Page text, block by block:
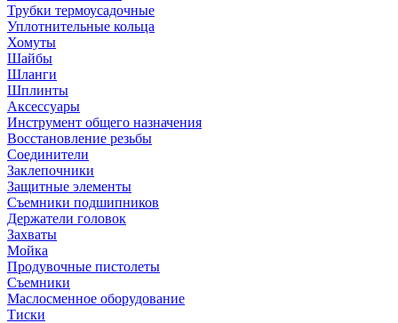
Трубки термоусадочные
Уплотнительные кольца
Хомуты
Шайбы
Шланги
Шплинты
Аксессуары
Инструмент общего назначения
Восстановление резьбы
Соединители
Заклепочники
Защитные элементы
Съемники подшипников
Держатели головок
Захваты
Мойка
Продувочные пистолеты
Съемники
Маслосменное оборудование
Тиски